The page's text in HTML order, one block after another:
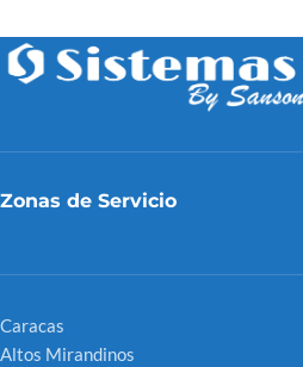
Zonas de Servicio
Caracas
Altos Mirandinos